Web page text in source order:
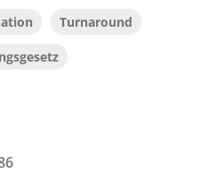
Turnaround